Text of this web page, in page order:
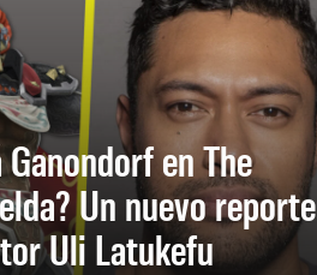
en The
Un nuevo reporte
Uli Latukefu